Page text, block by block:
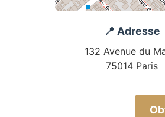
📍 Adresse
132 Avenue du
75014 Paris